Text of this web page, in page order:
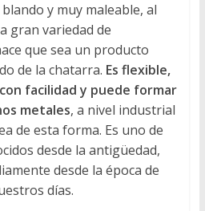
y muy maleable, al
gran variedad de
que sea un producto
de la chatarra. Es flexible,
facilidad y puede formar
metales, a nivel industrial
de esta forma. Es uno de
desde la antigüedad,
desde la época de
días.